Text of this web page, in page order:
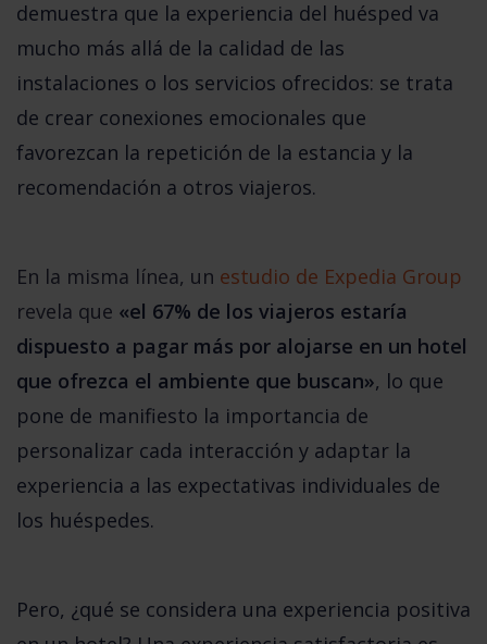
demuestra que la experiencia del huésped va
mucho más allá de la calidad de las
instalaciones o los servicios ofrecidos: se trata
de crear conexiones emocionales que
favorezcan la repetición de la estancia y la
recomendación a otros viajeros.
En la misma línea, un estudio de Expedia Group
revela que «el 67% de los viajeros estaría
dispuesto a pagar más por alojarse en un hotel
que ofrezca el ambiente que buscan», lo que
pone de manifiesto la importancia de
personalizar cada interacción y adaptar la
experiencia a las expectativas individuales de
los huéspedes.
Pero, ¿qué se considera una experiencia positiva